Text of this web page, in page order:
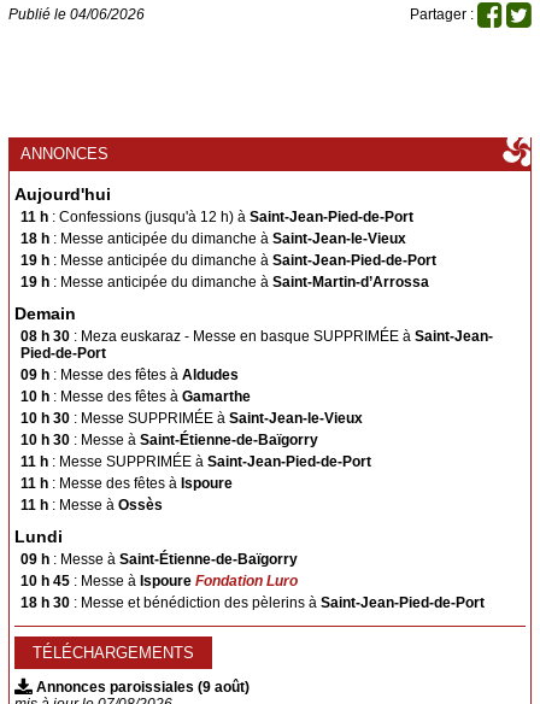
Çaro
Saint-Sauveur d'Iraty
Saint-Jean-le-Vieux
Aincille
Ainhice-Mongelos
Alciette
Bascassan
Behorléguy
Bussunaritz-Sarrasquette
Bustince
Gamarthe
Lecumberry
Saint-Jacques du Baïgura
Bidarray
Irissarry
Ossès
Suhescun
Le Bon Pasteur
Urepel
Esnazu
Publié le 04/06/2026 Partager :
ANNONCES
Aujourd'hui
11 h: Confessions (jusqu'à 12 h) à Saint-Jean-Pied-de-Port
18 h: Messe anticipée du dimanche à Saint-Jean-le-Vieux
19 h: Messe anticipée du dimanche à Saint-Jean-Pied-de-Port
19 h: Messe anticipée du dimanche à Saint-Martin-d’Arrossa
Demain
08 h 30: Meza euskaraz - Messe en basque SUPPRIMÉE à Saint-Jean-
Pied-de-Port
09 h: Messe des fêtes à Aldudes
10 h: Messe des fêtes à Gamarthe
10 h 30: Messe SUPPRIMÉE à Saint-Jean-le-Vieux
10 h 30: Messe à Saint-Étienne-de-Baïgorry
11 h: Messe SUPPRIMÉE à Saint-Jean-Pied-de-Port
11 h: Messe des fêtes à Ispoure
11 h: Messe à Ossès
Lundi
09 h: Messe à Saint-Étienne-de-Baïgorry
10 h 45: Messe à Ispoure Fondation Luro
18 h 30: Messe et bénédiction des pèlerins à Saint-Jean-Pied-de-Port
TÉLÉCHARGEMENTS
Annonces paroissiales (9 août)